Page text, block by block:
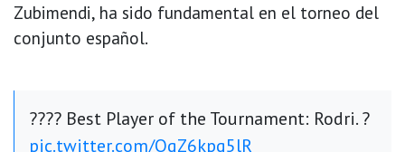
Zubimendi, ha sido fundamental en el torneo del
conjunto español.
???? Best Player of the Tournament: Rodri. ?
pic.twitter.com/QgZ6kpg5lR